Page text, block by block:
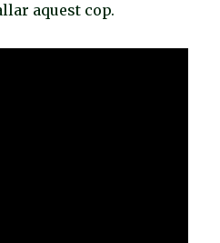
aquest cop.